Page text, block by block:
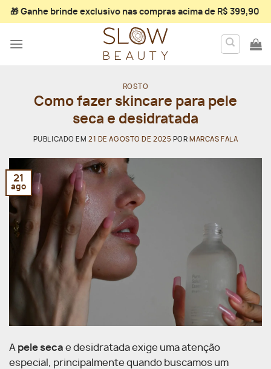
Skip
to
🎁 Ganhe brinde exclusivonas compras acima de R$ 399,90
ROSTO
Como fazer skincare para pele
seca e desidratada
PUBLICADO EM21 DE AGOSTO DE 2025 POR MARCAS FALA
21
ago
A pele seca e desidratada exige uma atenção
especial, principalmente quando buscamos um